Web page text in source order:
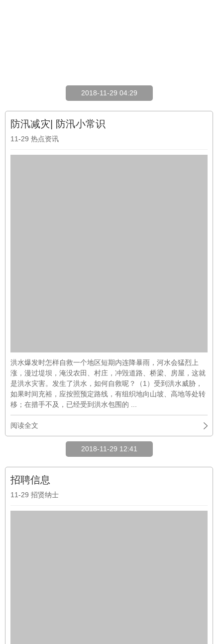
2018-11-29 04:29
防汛减灾| 防汛小常识
11-29 热点资讯
洪水爆发时怎样自救一个地区短期内连降暴雨，河水会猛烈上
涨，漫过堤坝，淹没农田、村庄，冲毁道路、桥梁、房屋，这就
是洪水灾害。发生了洪水，如何自救呢？（1）受到洪水威胁，
如果时间充裕，应按照预定路线，有组织地向山坡、高地等处转
移；在措手不及，已经受到洪水包围的 ...
阅读全文
2018-11-29 12:41
招聘信息
11-29 招贤纳士